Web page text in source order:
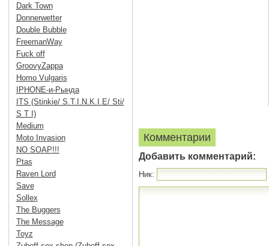
Комментарии
Добавить комментарий:
Ник:
Dark Town
Donnerwetter
Double Bubble
FreemanWay
Fuck off
GroovyZappa
Homo Vulgaris
IPHONE-и-Рында
ITS (Stinkie/ S.T.I.N.K.I.E/ Sti/
S T I)
Medium
Moto Invasion
NO SOAP!!!
Ptas
Raven Lord
Save
Sollex
The Buggers
The Message
Toyz